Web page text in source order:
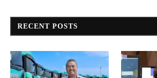
RECENT POSTS